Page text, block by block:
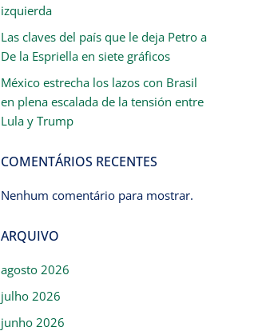
izquierda
Las claves del país que le deja Petro a
De la Espriella en siete gráficos
México estrecha los lazos con Brasil
en plena escalada de la tensión entre
Lula y Trump
COMENTÁRIOS RECENTES
Nenhum comentário para mostrar.
ARQUIVO
agosto 2026
julho 2026
junho 2026